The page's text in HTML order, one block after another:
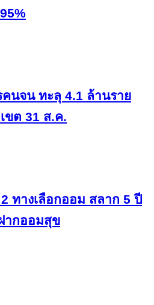
นจน ทะลุ 4.1 ล้านราย
ขต 31 ส.ค.
ทางเลือกออม สลาก 5 ปี
ากออมสุข